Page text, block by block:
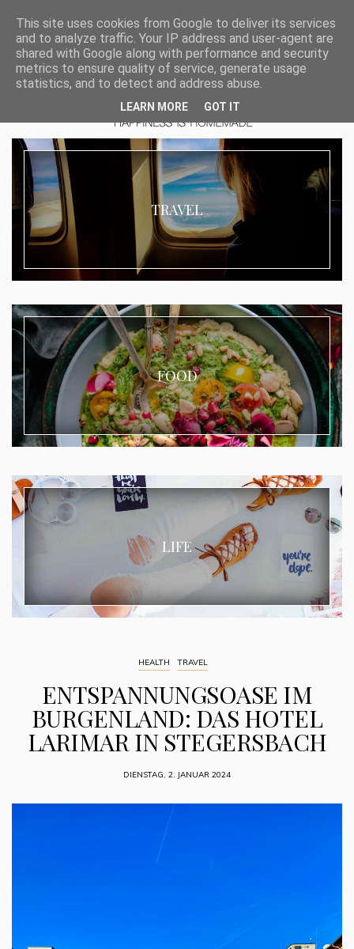
TRAVEL
FOOD
LIFE
HEALTH TRAVEL
ENTSPANNUNGSOASE IM
BURGENLAND: DAS HOTEL
LARIMAR IN STEGERSBACH
DIENSTAG, 2. JANUAR 2024
This site uses cookies from Google to deliver its services
and to analyze traffic. Your IP address and user-agent are
shared with Google along with performance and security
metrics to ensure quality of service, generate usage
statistics, and to detect and address abuse.
LEARN MORE GOT IT